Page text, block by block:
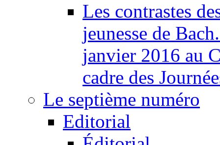
Les contrastes
jeunesse de
janvier 2016 au
cadre des
Le septième numéro
Editorial